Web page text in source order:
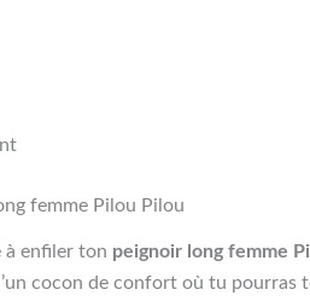
femme Pilou Pilou
à enfiler ton peignoir long femme
cocon de confort où tu pourras